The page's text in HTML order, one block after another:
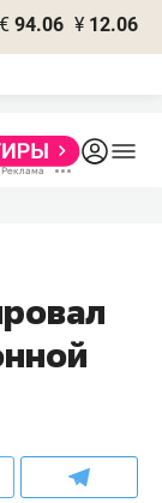
€ 94.06 ¥ 12.06